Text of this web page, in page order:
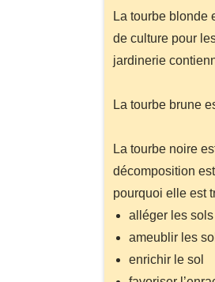
La tourbe blonde
de culture pour
jardinerie
La tourbe brune
La tourbe noire
décomposition
pourquoi elle est
alléger les
ameublir les
enrichir le sol